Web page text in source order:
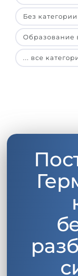
Без категории
Образование
... все